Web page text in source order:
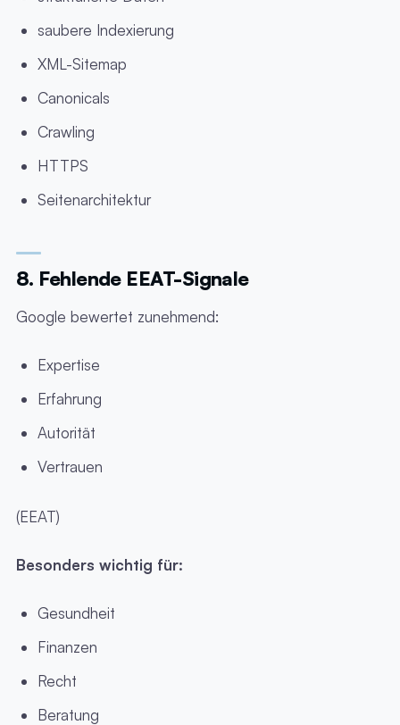
saubere Indexierung
XML-Sitemap
Canonicals
Crawling
HTTPS
Seitenarchitektur
8. Fehlende EEAT-Signale
Google bewertet zunehmend:
Expertise
Erfahrung
Autorität
Vertrauen
(EEAT)
Besonders wichtig für:
Gesundheit
Finanzen
Recht
Beratung